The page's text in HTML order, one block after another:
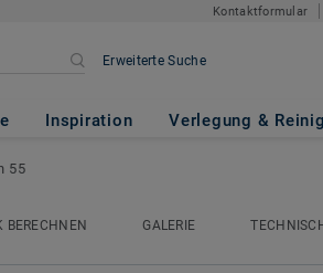
Kontaktformular
Erweiterte Suche
Inspiration Verlegung &
55
BERECHNEN GALERIE